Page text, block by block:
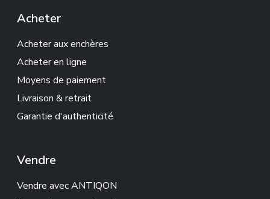
Acheter
Acheter aux enchères
Acheter en ligne
Moyens de paiement
Livraison & retrait
Garantie d'authenticité
Vendre
Vendre avec ANTIQON